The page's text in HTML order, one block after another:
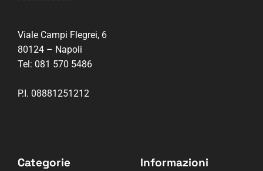
Viale Campi Flegrei, 6
80124 – Napoli
Tel: 081 570 5486
P.I. 08881251212
Categorie Informazioni